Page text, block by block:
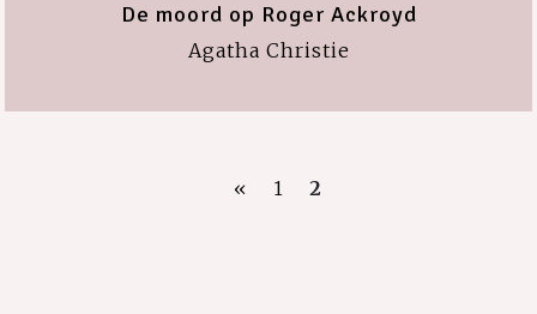
De moord op Roger Ackroyd
Agatha Christie
« 1 2